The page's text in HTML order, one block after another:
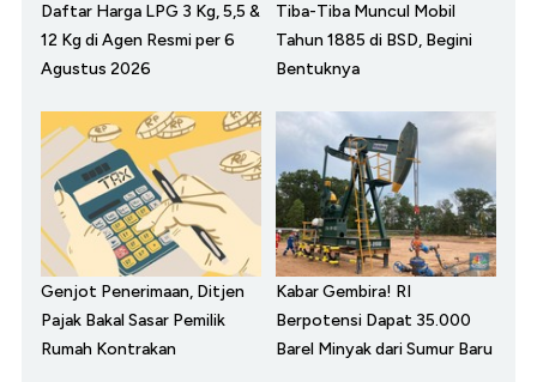
Daftar Harga LPG 3 Kg, 5,5 &
12 Kg di Agen Resmi per 6
Agustus 2026
Tiba-Tiba Muncul Mobil
Tahun 1885 di BSD, Begini
Bentuknya
Genjot Penerimaan, Ditjen
Pajak Bakal Sasar Pemilik
Rumah Kontrakan
Kabar Gembira! RI
Berpotensi Dapat 35.000
Barel Minyak dari Sumur Baru